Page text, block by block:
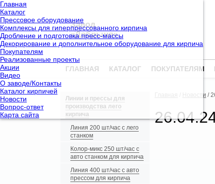
Главная
Каталог
Прессовое оборудование
Комплексы для гиперпрессованного кирпича
Дробление и подготовка пресс-массы
Декорирование и дополнительное оборудование для кирпича
Покупателям
Реализованные проекты
Акции
Видео
О заводе/Контакты
Каталог кирпичей
Новости
Вопрос-ответ
Карта сайта
Завод
«Добрыня»
ГЛАВНАЯ КАТАЛОГ ПОКУПАТЕЛЯМ
Линии и прессы для
производства лего
кирпича
Линия 200 шт/час с лего
станком
Колор-микс 250 шт/час с
авто станком для кирпича
Линия 400 шт/час с авто
прессом для кирпича
Главная Новости /